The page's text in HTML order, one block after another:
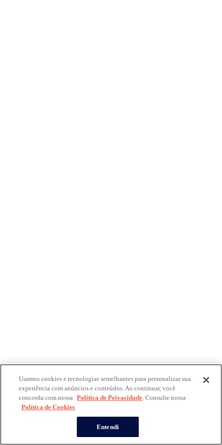
Usamos cookies e tecnologias semelhantes para personalizar sua
experiência com anúncios e conteúdos. Ao continuar, você
concorda com nossa Política de Privacidade. Consulte nossa
Política de Cookies
Entendi